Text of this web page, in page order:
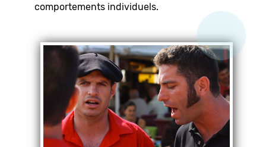
comportements individuels.